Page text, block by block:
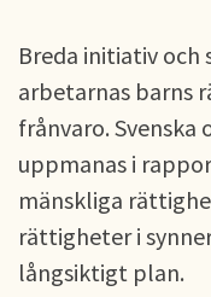
Breda initiativ
arbetarnas barns
frånvaro.
uppmanas i
mänskliga
rättigheter i
långsiktigt plan.